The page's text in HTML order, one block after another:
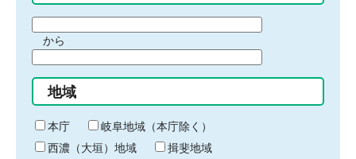
間
始
り
から
間
終
わ
り
地域
本庁
岐阜地域（本庁除く）
西濃（大垣）地域
揖斐地域